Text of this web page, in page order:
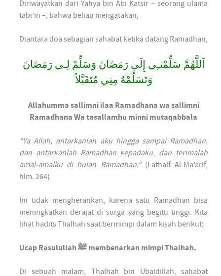
Diriwayatkan dari Yahya bin Abi Katsir – seorang ulama
tabi’in –, bahwa beliau mengatakan,
Diantara doa sebagian sahabat ketika datang Ramadhan,
اَللَّهُمَّ سَلِّمْنـِي إِلَى رَمَضَانَ وَسَلِّمْ لِـي رَمَضَانَ
وَتَسَلَّمْهُ مِنِي مُتَقَبَّلاً
Allahumma sallimni ilaa Ramadhana wa sallimni
Ramadhana Wa tasallamhu minni mutaqabbala
“Ya Allah, antarkanlah aku hingga sampai Ramadhan,
dan antarkanlah Ramadhan kepadaku, dan terimalah
amal-amalku di bulan Ramadhan.”(Lathaif Al-Ma’arif,
hlm. 264)
Ini tidak mengherankan, karena satu Ramadhan bisa
meningkatkan derajat di surga yang begitu tinggi. Kita
lihat hadits Thalhah saat bermimpi dalam kisah berikut:
Ucap Rasulullah ﷺ membenarkan mimpi Thalhah.
Di sebuah malam, Thalhah bin Ubaidillah, sahabat